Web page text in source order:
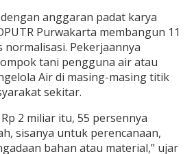
anggaran padat karya
Purwakarta membangun 11
Pekerjaannya
tani pengguna air atau
Air di masing-masing titik
sekitar.
2 miliar itu, 55 persennya
sisanya untuk perencanaan,
bahan atau material,” ujar